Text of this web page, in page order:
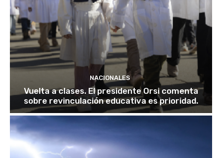
NACIONALES
Vuelta a clases. El presidente Orsi comenta
sobre revinculación educativa es prioridad.